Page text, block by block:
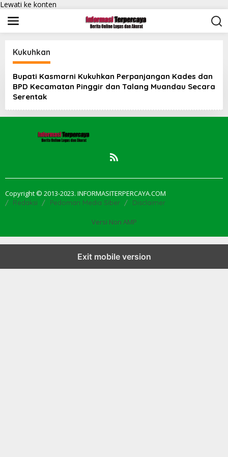
Lewati ke konten
Kukuhkan
Bupati Kasmarni Kukuhkan Perpanjangan Kades dan
BPD Kecamatan Pinggir dan Talang Muandau Secara
Serentak
Copyright © 2013-2023. INFORMASITERPERCAYA.COM
Redaksi Pedoman Media Siber Disclaimer
Versi Non AMP
Exit mobile version